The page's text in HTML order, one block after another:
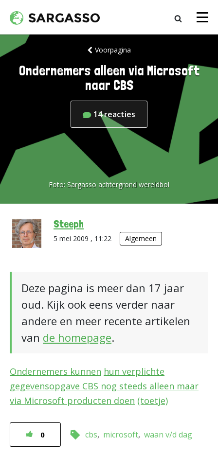
Voorpagina
Ondernemers alleen via Microsoft
naar CBS
14reacties
Foto: Sargasso achtergrond wereldbol
Steeph
5 mei 2009 , 11:22 Algemeen
Deze pagina is meer dan 17 jaar
oud. Kijk ook eens verder naar
andere en meer recente artikelen
van de homepage.
Ondernemers kunnen hun verplichte
gegevensopgave CBS nog steeds alleen maar
via Microsoft producten doen (toetje)
0 cbs microsoft waan v/d dag